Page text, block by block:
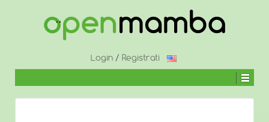
CONTENUTO
Login / Registrati